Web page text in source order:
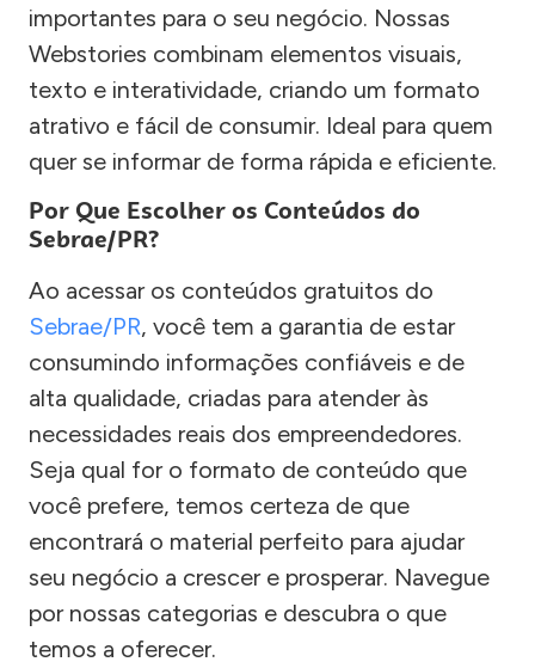
importantes para o seu negócio. Nossas
Webstories combinam elementos visuais,
texto e interatividade, criando um formato
atrativo e fácil de consumir. Ideal para quem
quer se informar de forma rápida e eficiente.
Por Que Escolher os Conteúdos do
Sebrae/PR?
Ao acessar os conteúdos gratuitos do
Sebrae/PR, você tem a garantia de estar
consumindo informações confiáveis e de
alta qualidade, criadas para atender às
necessidades reais dos empreendedores.
Seja qual for o formato de conteúdo que
você prefere, temos certeza de que
encontrará o material perfeito para ajudar
seu negócio a crescer e prosperar. Navegue
por nossas categorias e descubra o que
temos a oferecer.